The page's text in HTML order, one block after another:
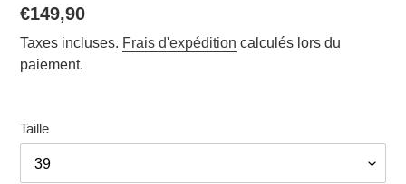
Prix
normal
€149,90
Taxes incluses. Frais d'expédition calculés lors du
paiement.
Taille